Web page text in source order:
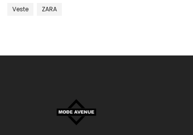
Veste
ZARA